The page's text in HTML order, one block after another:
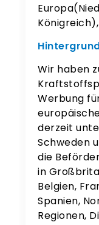
Wir haben
Werbung
derzeit
Schweden
die
in
Belgien,
Spanien,
Regionen,